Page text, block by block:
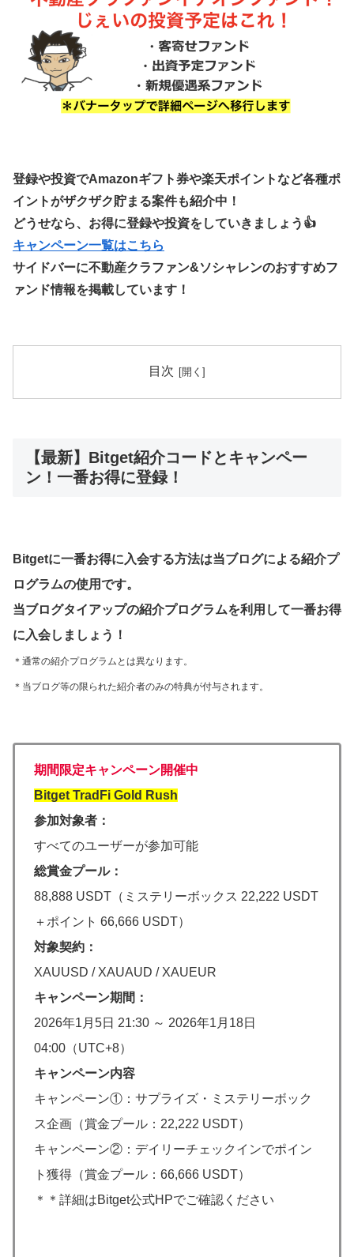
登録や投資でAmazonギフト券や楽天ポイントなど各種ポ
イントがザクザク貯まる案件も紹介中！
どうせなら、お得に登録や投資をしていきましょう👍
キャンペーン一覧はこちら
サイドバーに不動産クラファン&ソシャレンのおすすめフ
ァンド情報を掲載しています！
目次
【最新】Bitget紹介コードとキャンペー
ン！一番お得に登録！
Bitgetに一番お得に入会する方法は当ブログによる紹介プ
ログラムの使用です。
当ブログタイアップの紹介プログラムを利用して一番お得
に入会しましょう！
＊通常の紹介プログラムとは異なります。
＊当ブログ等の限られた紹介者のみの特典が付与されます。
期間限定キャンペーン開催中
Bitget TradFi Gold Rush
参加対象者：
すべてのユーザーが参加可能
総賞金プール：
88,888 USDT（ミステリーボックス 22,222 USDT
＋ポイント 66,666 USDT）
対象契約：
XAUUSD / XAUAUD / XAUEUR
キャンペーン期間：
2026年1月5日 21:30 ～ 2026年1月18日
04:00（UTC+8）
キャンペーン内容
キャンペーン①：サプライズ・ミステリーボック
ス企画（賞金プール：22,222 USDT）
キャンペーン②：デイリーチェックインでポイン
ト獲得（賞金プール：66,666 USDT）
＊＊詳細はBitget公式HPでご確認ください